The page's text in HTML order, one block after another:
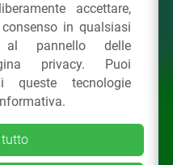
Milano (MI)
Policy &Cookie
accettare,
in qualsiasi
al pannello delle
privacy. Puoi
queste tecnologie